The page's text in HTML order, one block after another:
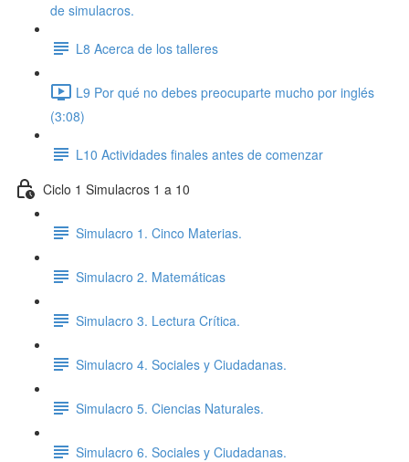
de simulacros.
L8 Acerca de los talleres
L9 Por qué no debes preocuparte mucho por inglés
(3:08)
L10 Actividades finales antes de comenzar
Ciclo 1 Simulacros 1 a 10
Simulacro 1. Cinco Materias.
Simulacro 2. Matemáticas
Simulacro 3. Lectura Crítica.
Simulacro 4. Sociales y Ciudadanas.
Simulacro 5. Ciencias Naturales.
Simulacro 6. Sociales y Ciudadanas.